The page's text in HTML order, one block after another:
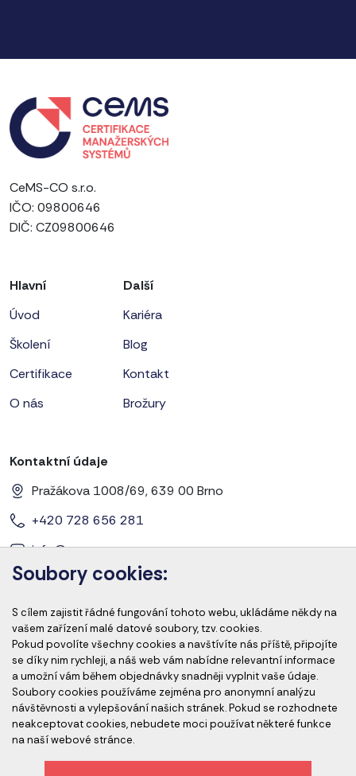
CeMS-CO s.r.o.
IČO: 09800646
DIČ: CZ09800646
Hlavní
Úvod
Školení
Certifikace
O nás
Další
Kariéra
Blog
Kontakt
Brožury
Kontaktní údaje
Pražákova 1008/69, 639 00 Brno
+420 728 656 281
info@cems-cz.com
www.cems-cz.comwww.pharmaeducation.sk
Člen skupiny
Soubory cookies:
S cílem zajistit řádné fungování tohoto webu, ukládáme někdy na
vašem zařízení malé datové soubory, tzv. cookies.
Pokud povolíte všechny cookies a navštívíte nás příště, připojíte
se díky nim rychleji, a náš web vám nabídne relevantní informace
a umožní vám během objednávky snadněji vyplnit vaše údaje.
Soubory cookies používáme zejména pro anonymní analýzu
návštěvnosti a vylepšování našich stránek. Pokud se rozhodnete
neakceptovat cookies, nebudete moci používat některé funkce
na naší webové stránce.